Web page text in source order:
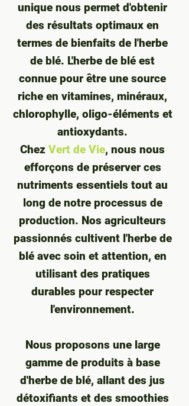
unique nous permet d'obtenir
des résultats optimaux en
termes de bienfaits de l'herbe
de blé. L'herbe de blé est
connue pour être une source
riche en vitamines, minéraux,
chlorophylle, oligo-éléments et
antioxydants.
Chez Vert de Vie, nous nous
efforçons de préserver ces
nutriments essentiels tout au
long de notre processus de
production. Nos agriculteurs
passionnés cultivent l'herbe de
blé avec soin et attention, en
utilisant des pratiques
durables pour respecter
l'environnement.
Nous proposons une large
gamme de produits à base
d'herbe de blé, allant des jus
détoxifiants et des smoothies